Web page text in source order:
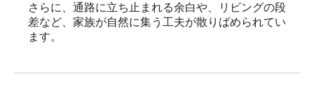
さらに、通路に立ち止まれる余白や、リビングの段
差など、家族が自然に集う工夫が散りばめられてい
ます。